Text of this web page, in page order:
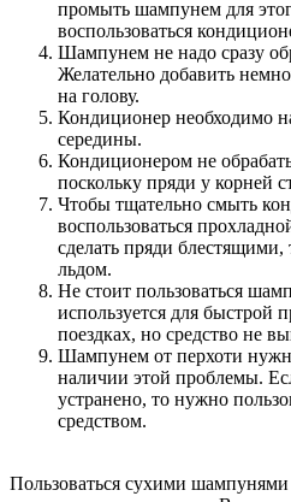
промыть шампунем для
воспользоваться
Шампунем не надо сразу
Желательно добавить
на голову.
Кондиционер необходимо
середины.
Кондиционером не
поскольку пряди у корней
Чтобы тщательно смыть
воспользоваться
сделать пряди блестящими,
льдом.
Не стоит пользоваться
используется для быстрой
поездках, но средство не
Шампунем от перхоти
наличии этой проблемы.
устранено, то нужно
средством.
Пользоваться сухими шампунями